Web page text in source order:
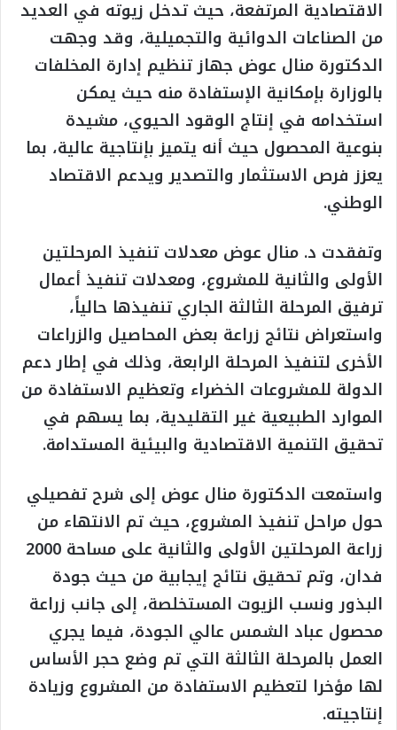
الاقتصادية المرتفعة، حيث تدخل زيوته في العديد
من الصناعات الدوائية والتجميلية، وقد وجهت
الدكتورة منال عوض جهاز تنظيم إدارة المخلفات
بالوزارة بإمكانية الإستفادة منه حيث يمكن
استخدامه في إنتاج الوقود الحيوي، مشيدة
بنوعية المحصول حيث أنه يتميز بإنتاجية عالية، بما
يعزز فرص الاستثمار والتصدير ويدعم الاقتصاد
الوطني.
وتفقدت د. منال عوض معدلات تنفيذ المرحلتين
الأولى والثانية للمشروع، ومعدلات تنفيذ أعمال
ترفيق المرحلة الثالثة الجاري تنفيذها حالياً،
واستعراض نتائج زراعة بعض المحاصيل والزراعات
الأخرى لتنفيذ المرحلة الرابعة، وذلك في إطار دعم
الدولة للمشروعات الخضراء وتعظيم الاستفادة من
الموارد الطبيعية غير التقليدية، بما يسهم في
تحقيق التنمية الاقتصادية والبيئية المستدامة.
واستمعت الدكتورة منال عوض إلى شرح تفصيلي
حول مراحل تنفيذ المشروع، حيث تم الانتهاء من
زراعة المرحلتين الأولى والثانية على مساحة 2000
فدان، وتم تحقيق نتائج إيجابية من حيث جودة
البذور ونسب الزيوت المستخلصة، إلى جانب زراعة
محصول عباد الشمس عالي الجودة، فيما يجري
العمل بالمرحلة الثالثة التي تم وضع حجر الأساس
لها مؤخرا لتعظيم الاستفادة من المشروع وزيادة
إنتاجيته.